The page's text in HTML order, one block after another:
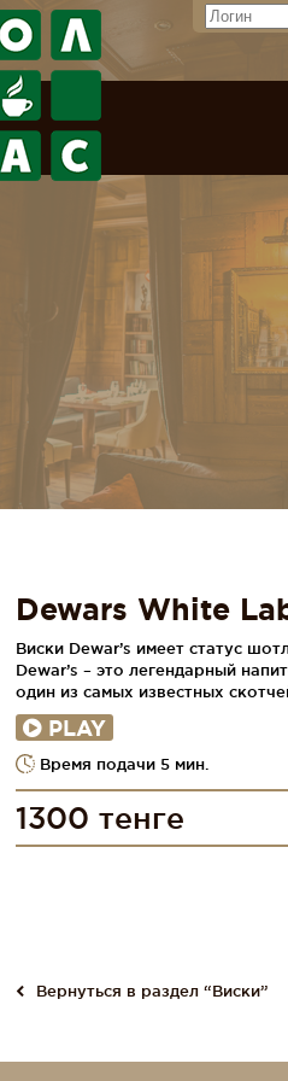
Dewars White
Виски Dewar’s имеет статус
Dewar’s – это легендарный
один из самых известных
PLAY
Время подачи 5 мин.
1300 тенге
Вернуться в раздел “Виски”